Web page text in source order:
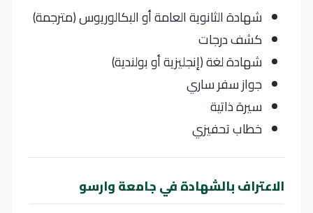
شهادة الثانوية العامة أو البكالوريوس (مترجمة)
كشف درجات
شهادة لغة (إنجليزية أو بولندية)
جواز سفر ساري
سيرة ذاتية
خطاب تحفيزي
الاعتراف بالشهادة في جامعة وارسو